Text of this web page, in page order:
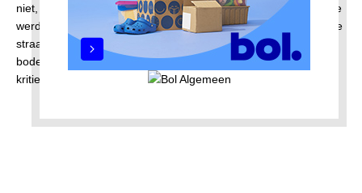
niet, maar wel de tegenovergelegen winkel, waar vaten met olie
werden getroffen. Die vlogen in de brand en in no time stond de
straat in lichter laaie. De Canadezen naderden en de Duitsers
boden felle weerstand en onze straat stond in brand. Het werd
kritiek.